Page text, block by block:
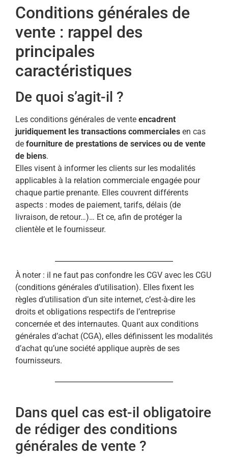
Conditions générales de
vente : rappel des
principales
caractéristiques
De quoi s’agit-il ?
Les conditions générales de vente encadrent
juridiquement les transactions commerciales en cas
de fourniture de prestations de services ou de vente
de biens.
Elles visent à informer les clients sur les modalités
applicables à la relation commerciale engagée pour
chaque partie prenante. Elles couvrent différents
aspects : modes de paiement, tarifs, délais (de
livraison, de retour…)… Et ce, afin de protéger la
clientèle et le fournisseur.
À noter : il ne faut pas confondre les CGV avec les CGU
(conditions générales d’utilisation). Elles fixent les
règles d’utilisation d’un site internet, c’est-à-dire les
droits et obligations respectifs de l’entreprise
concernée et des internautes. Quant aux conditions
générales d’achat (CGA), elles définissent les modalités
d’achat qu’une société applique auprès de ses
fournisseurs.
Dans quel cas est-il obligatoire
de rédiger des conditions
générales de vente ?